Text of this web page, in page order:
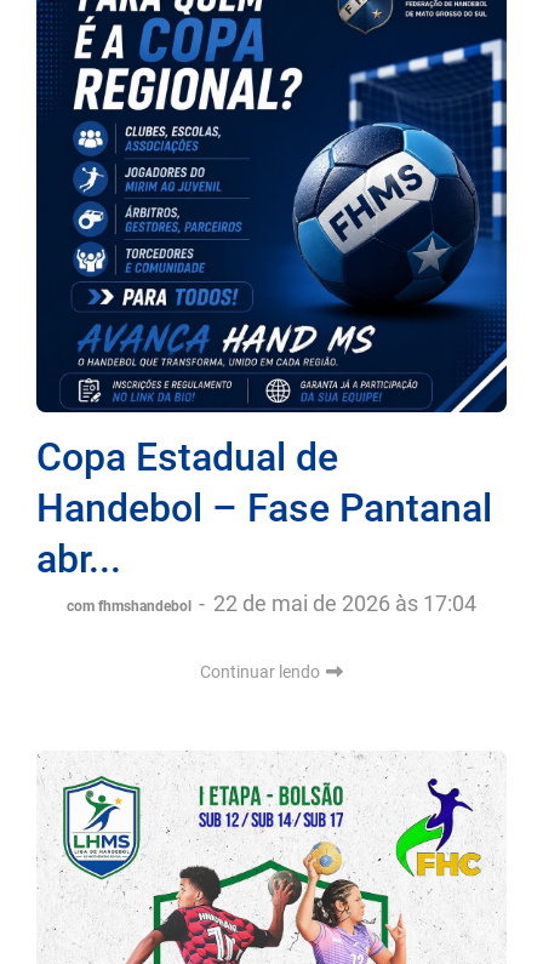
Copa Estadual de
Handebol – Fase Pantanal
abr...
com fhmshandebol - 22 de mai de 2026 às 17:04
Continuar lendo